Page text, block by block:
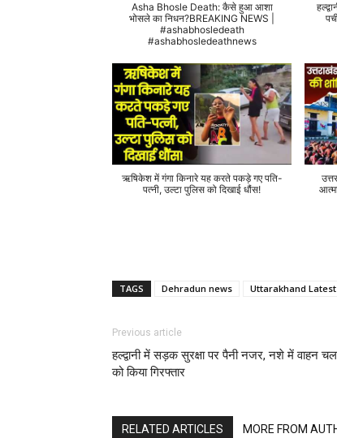
Asha Bhosle Death: कैसे हुआ आशा
भोसले का निधन?BREAKING NEWS |
#ashabhosledeath
#ashabhosledeathnews
ऋषिकेश में गंगा किनारे यह करते पकड़े गए पति-
पत्नी, उल्टा पुलिस को दिखाई धौंस!
TAGS Dehradun news Uttarakhand
Previous article
हल्द्वानी में सड़क सुरक्षा पर पैनी नजर, नशे में वाहन
को किया गिरफ्तार
RELATED ARTICLES MORE FROM